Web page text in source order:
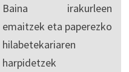
Baina irakurleen
emaitzek eta paperezko
hilabetekariaren
harpidetzek